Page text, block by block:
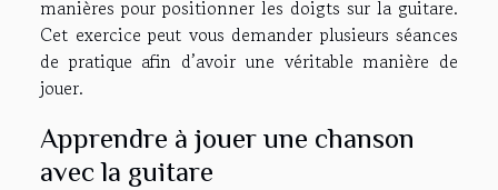
manières pour positionner les doigts sur la guitare.
Cet exercice peut vous demander plusieurs séances
de pratique afin d’avoir une véritable manière de
jouer.
Apprendre à jouer une chanson
avec la guitare